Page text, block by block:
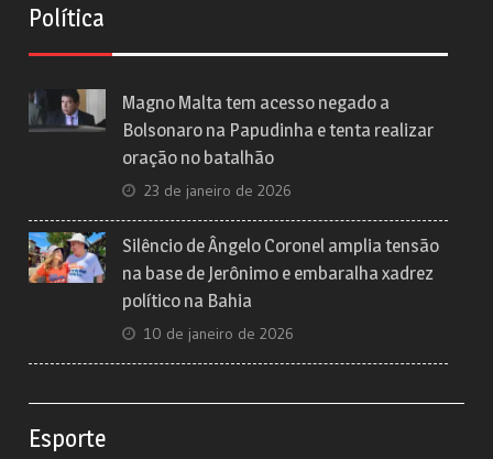
Política
Magno Malta tem acesso negado a
Bolsonaro na Papudinha e tenta realizar
oração no batalhão
23 de janeiro de 2026
Silêncio de Ângelo Coronel amplia tensão
na base de Jerônimo e embaralha xadrez
político na Bahia
10 de janeiro de 2026
Esporte